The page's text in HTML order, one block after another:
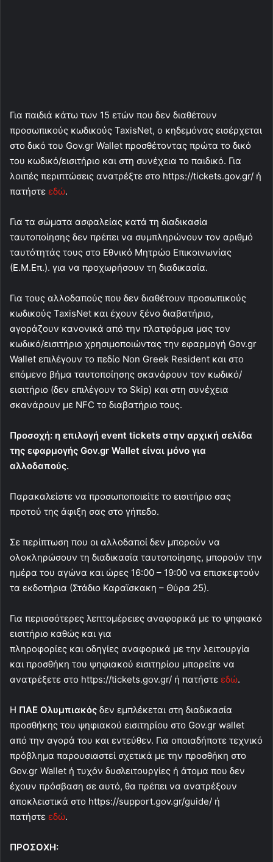
Για παιδιά κάτω των 15 ετών που δεν διαθέτουν
προσωπικούς κωδικούς TaxisNet, ο κηδεμόνας εισέρχεται
στο δικό του Gov.gr Wallet προσθέτοντας πρώτα το δικό
του κωδικό/εισιτήριο και στη συνέχεια το παιδικό. Για
λοιπές περιπτώσεις ανατρέξτε στο https://tickets.gov.gr/ ή
πατήστε εδώ.
Για τα σώματα ασφαλείας κατά τη διαδικασία
ταυτοποίησης δεν πρέπει να συμπληρώνουν τον αριθμό
ταυτότητάς τους στο Εθνικό Μητρώο Επικοινωνίας
(Ε.Μ.Επ.). για να προχωρήσουν τη διαδικασία.
Για τους αλλοδαπούς που δεν διαθέτουν προσωπικούς
κωδικούς TaxisNet και έχουν ξένο διαβατήριο,
αγοράζουν κανονικά από την πλατφόρμα μας τον
κωδικό/εισιτήριο χρησιμοποιώντας την εφαρμογή Gov.gr
Wallet επιλέγουν το πεδίο Non Greek Resident και στο
επόμενο βήμα ταυτοποίησης σκανάρουν τον κωδικό/
εισιτήριο (δεν επιλέγουν το Skip) και στη συνέχεια
σκανάρουν με NFC το διαβατήριο τους.
Προσοχή: η επιλογή event tickets στην αρχική σελίδα
της εφαρμογής Gov.gr Wallet είναι μόνο για
αλλοδαπούς.
Παρακαλείστε να προσωποποιείτε το εισιτήριο σας
προτού της άφιξη σας στο γήπεδο.
Σε περίπτωση που οι αλλοδαποί δεν μπορούν να
ολοκληρώσουν τη διαδικασία ταυτοποίησης, μπορούν την
ημέρα του αγώνα και ώρες 16:00 – 19:00 να επισκεφτούν
τα εκδοτήρια (Στάδιο Καραϊσκακη – Θύρα 25).
Για περισσότερες λεπτομέρειες αναφορικά με το ψηφιακό
εισιτήριο καθώς και για
πληροφορίες και οδηγίες αναφορικά με την λειτουργία
και προσθήκη του ψηφιακού εισιτηρίου μπορείτε να
ανατρέξετε στο https://tickets.gov.gr/ ή πατήστε εδώ.
Η ΠΑΕ Ολυμπιακός δεν εμπλέκεται στη διαδικασία
προσθήκης του ψηφιακού εισιτηρίου στο Gov.gr wallet
από την αγορά του και εντεύθεν. Για οποιαδήποτε τεχνικό
πρόβλημα παρουσιαστεί σχετικά με την προσθήκη στο
Gov.gr Wallet ή τυχόν δυσλειτουργίες ή άτομα που δεν
έχουν πρόσβαση σε αυτό, θα πρέπει να ανατρέξουν
αποκλειστικά στο https://support.gov.gr/guide/ ή
πατήστε εδώ.
ΠΡΟΣΟΧΗ: